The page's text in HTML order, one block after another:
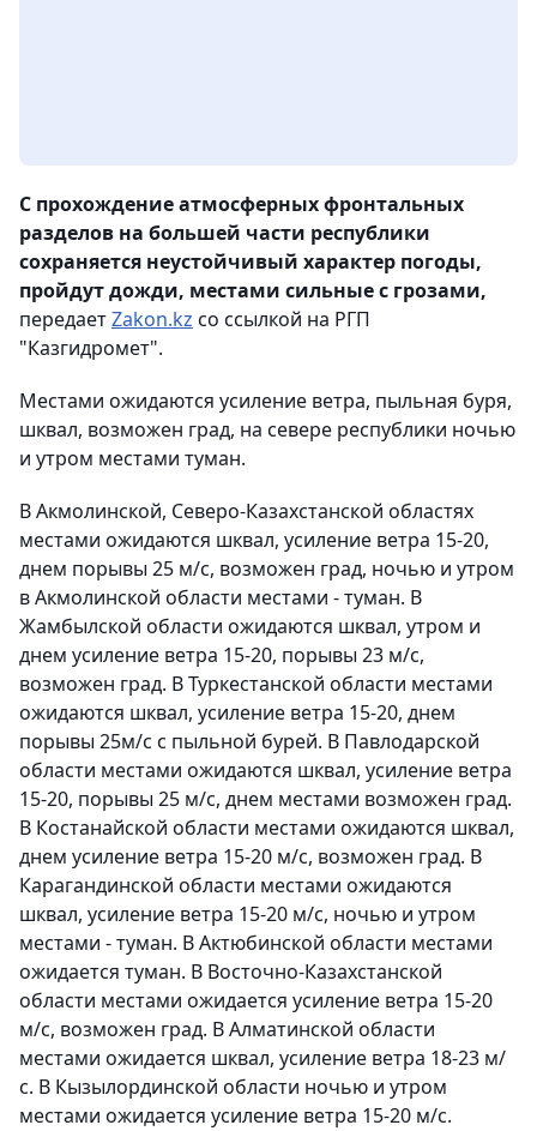
С прохождение атмосферных фронтальных
разделов на большей части республики
сохраняется неустойчивый характер погоды,
пройдут дожди, местами сильные с грозами,
передаетZakon.kz со ссылкой на РГП
"Казгидромет".
Местами ожидаются усиление ветра, пыльная буря,
шквал, возможен град, на севере республики ночью
и утром местами туман.
В Акмолинской, Северо-Казахстанской областях
местами ожидаются шквал, усиление ветра 15-20,
днем порывы 25 м/с, возможен град, ночью и утром
в Акмолинской области местами - туман. В
Жамбылской области ожидаются шквал, утром и
днем усиление ветра 15-20, порывы 23 м/с,
возможен град. В Туркестанской области местами
ожидаются шквал, усиление ветра 15-20, днем
порывы 25м/с с пыльной бурей. В Павлодарской
области местами ожидаются шквал, усиление ветра
15-20, порывы 25 м/с, днем местами возможен град.
В Костанайской области местами ожидаются шквал,
днем усиление ветра 15-20 м/с, возможен град. В
Карагандинской области местами ожидаются
шквал, усиление ветра 15-20 м/с, ночью и утром
местами - туман. В Актюбинской области местами
ожидается туман. В Восточно-Казахстанской
области местами ожидается усиление ветра 15-20
м/с, возможен град. В Алматинской области
местами ожидается шквал, усиление ветра 18-23 м/
с. В Кызылординской области ночью и утром
местами ожидается усиление ветра 15-20 м/с.